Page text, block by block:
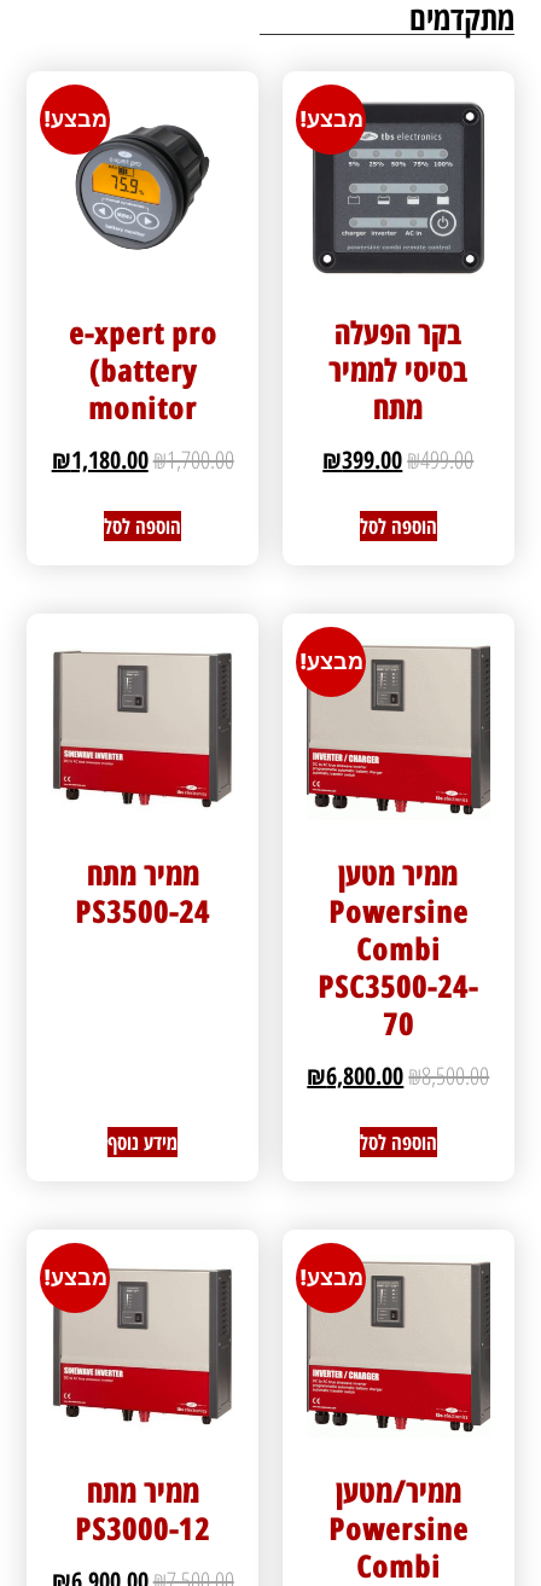
מתקדמים
מבצע!
בקר הפעלה
בסיסי לממיר
מתח
₪499.00
₪399.00
הוספה לסל
מבצע!
e-xpert pro
(battery
monitor
₪1,700.00
₪1,180.00
הוספה לסל
מבצע!
ממיר מטען
Powersine
Combi
PSC3500-24-
70
₪8,500.00
₪6,800.00
הוספה לסל
ממיר מתח
PS3500-24
מידע נוסף
מבצע!
ממיר/מטען
Powersine
Combi
מבצע!
ממיר מתח
PS3000-12